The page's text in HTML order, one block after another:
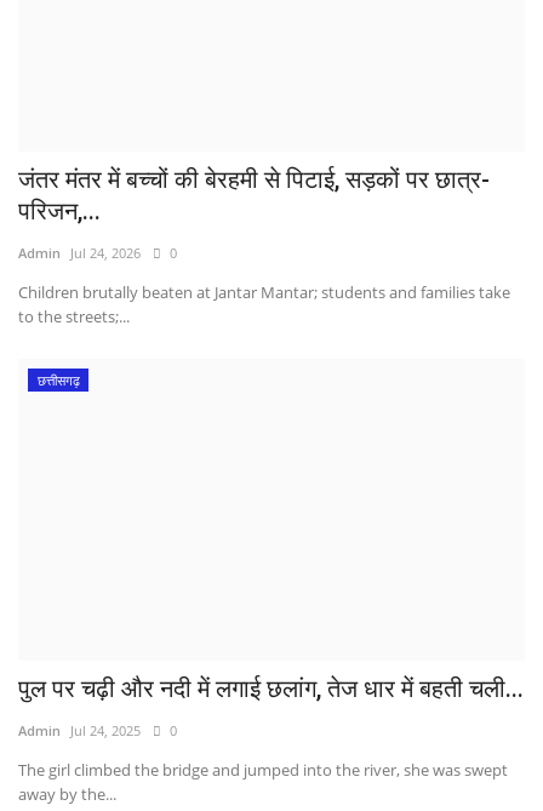
जंतर मंतर में बच्चों की बेरहमी से पिटाई, सड़कों पर छात्र-
परिजन,...
Admin Jul 24, 2026 0
Children brutally beaten at Jantar Mantar; students and families take
to the streets;...
छत्तीसगढ़
पुल पर चढ़ी और नदी में लगाई छलांग, तेज धार में बहती चली...
Admin Jul 24, 2025 0
The girl climbed the bridge and jumped into the river, she was swept
away by the...